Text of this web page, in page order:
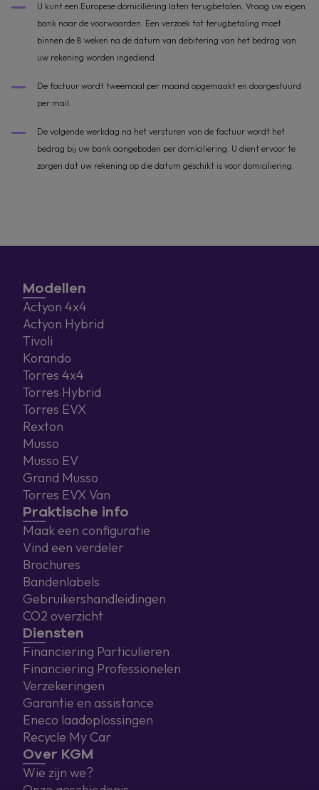
U kunt een Europese domiciliëring laten terugbetalen. Vraag uw eigen
bank naar de voorwaarden. Een verzoek tot terugbetaling moet
binnen de 8 weken na de datum van debitering van het bedrag van
uw rekening worden ingediend.
De factuur wordt tweemaal per maand opgemaakt en doorgestuurd
per mail.
De volgende werkdag na het versturen van de factuur wordt het
bedrag bij uw bank aangeboden per domiciliering. U dient ervoor te
zorgen dat uw rekening op die datum geschikt is voor domiciliering.
Modellen
Actyon 4x4
Actyon Hybrid
Tivoli
Korando
Torres 4x4
Torres Hybrid
Torres EVX
Rexton
Musso
Musso EV
Grand Musso
Torres EVX Van
Praktische info
Maak een configuratie
Vind een verdeler
Brochures
Bandenlabels
Gebruikershandleidingen
CO2 overzicht
Diensten
Financiering Particulieren
Financiering Professionelen
Verzekeringen
Garantie en assistance
Eneco laadoplossingen
Recycle My Car
Over KGM
Wie zijn we?